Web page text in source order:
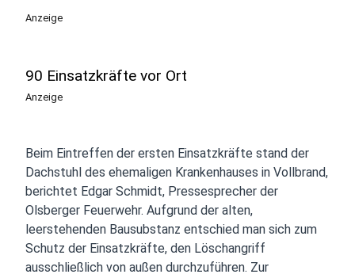
Anzeige
90 Einsatzkräfte vor Ort
Anzeige
Beim Eintreffen der ersten Einsatzkräfte stand der
Dachstuhl des ehemaligen Krankenhauses in Vollbrand,
berichtet Edgar Schmidt, Pressesprecher der
Olsberger Feuerwehr. Aufgrund der alten,
leerstehenden Bausubstanz entschied man sich zum
Schutz der Einsatzkräfte, den Löschangriff
ausschließlich von außen durchzuführen. Zur